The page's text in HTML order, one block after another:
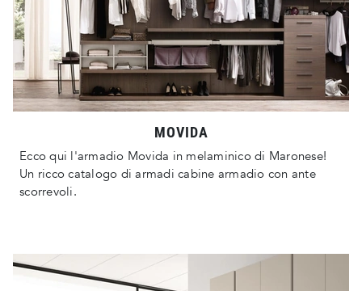
MOVIDA
Ecco qui l'armadio Movida in melaminico di Maronese!
Un ricco catalogo di armadi cabine armadio con ante
scorrevoli.